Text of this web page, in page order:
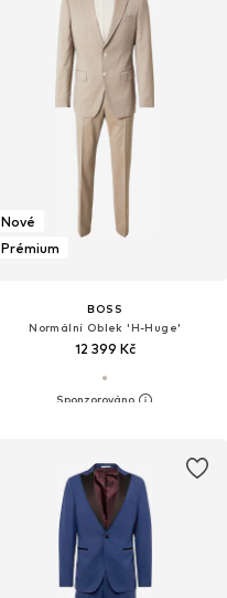
Nové
Prémium
BOSS
Normální Oblek 'H-Huge'
12 399 Kč